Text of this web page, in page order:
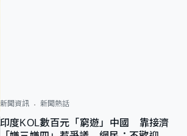
新聞資訊 新聞熱話
印度KOL數百元「窮遊」中國 靠接濟